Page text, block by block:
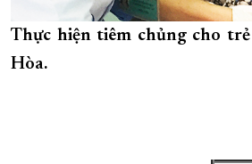
Thực hiện tiêm chủng cho
Hòa.